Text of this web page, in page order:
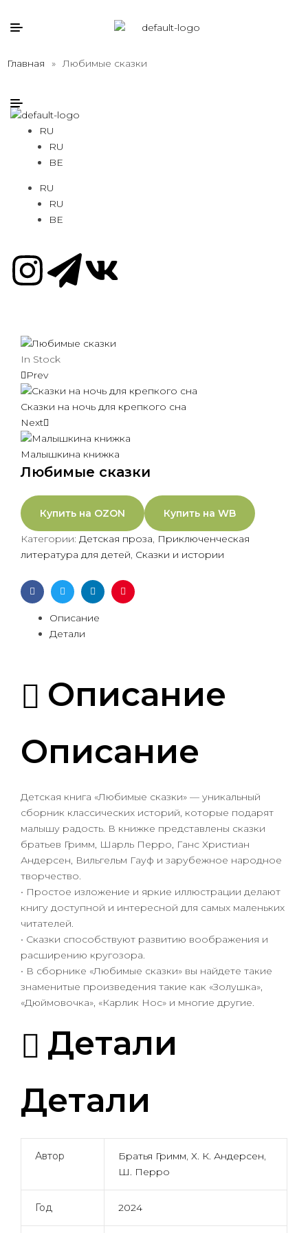
Главная » Любимые сказки
RU
RU
BE
RU
RU
BE
In Stock
Prev
Сказки на ночь для крепкого сна
Next
Малышкина книжка
Любимые сказки
Купить на OZON Купить на WB
Категории: Детская проза, Приключенческая
литература для детей, Сказки и истории
FacebookTwitterLinkedinPinterest
Описание
Детали
Описание
Описание
Детская книга «Любимые сказки» — уникальный
сборник классических историй, которые подарят
малышу радость. В книжке представлены сказки
братьев Гримм, Шарль Перро, Ганс Христиан
Андерсен, Вильгельм Гауф и зарубежное народное
творчество.
• Простое изложение и яркие иллюстрации делают
книгу доступной и интересной для самых маленьких
читателей.
• Сказки способствуют развитию воображения и
расширению кругозора.
• В сборнике «Любимые сказки» вы найдете такие
знаменитые произведения такие как «Золушка»,
«Дюймовочка», «Карлик Нос» и многие другие.
Детали
Детали
Автор Братья Гримм, Х. К. Андерсен,
Ш. Перро
Год 2024